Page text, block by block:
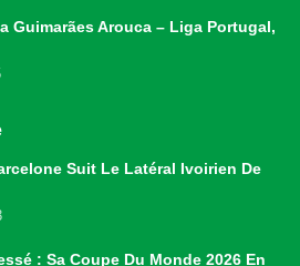
Guimarães Arouca – Liga Portugal,
Suit Le Latéral Ivoirien De
: Sa Coupe Du Monde 2026 En